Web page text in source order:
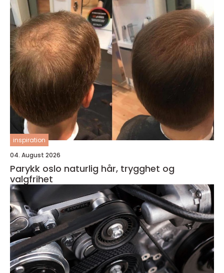
inspiration
04. August 2026
Parykk oslo naturlig hår, trygghet og
valgfrihet